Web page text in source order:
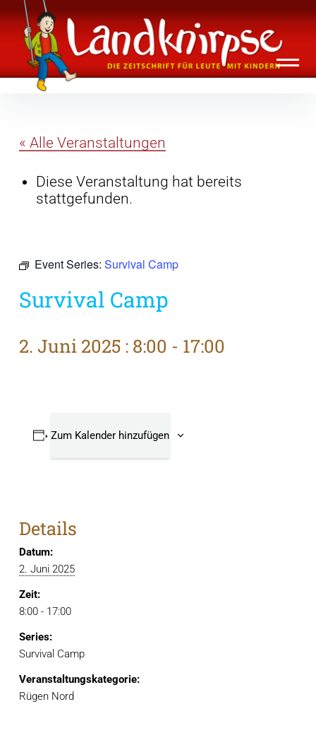
Inhalte
überspringen
Landknirpse – Die Zeitschrift für Leute
mit Kindern
« Alle Veranstaltungen
Diese Veranstaltung hat bereits
stattgefunden.
Event Series: Survival Camp
Survival Camp
2. Juni 2025 : 8:00 - 17:00
Zum Kalender hinzufügen
Details
Datum:
2. Juni 2025
Zeit:
8:00 - 17:00
Series:
Survival Camp
Veranstaltungskategorie:
Rügen Nord